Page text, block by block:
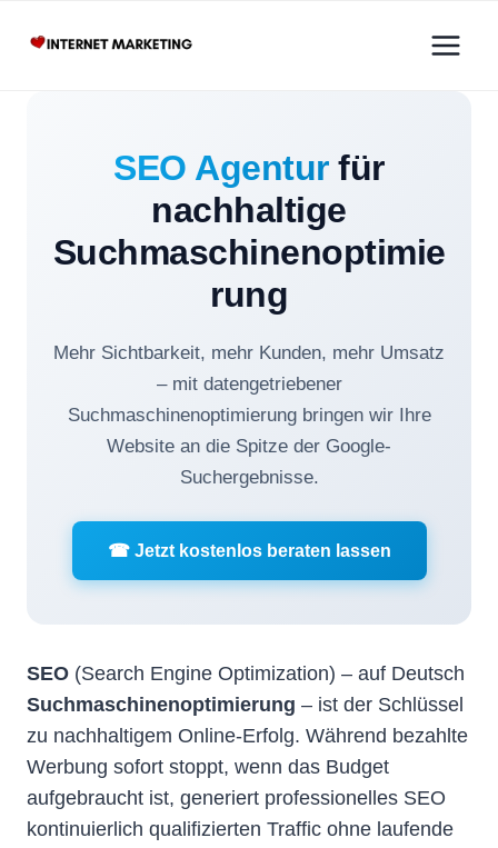
Inhalt
SEO Agenturfür
nachhaltige
Suchmaschinenoptimie
rung
Mehr Sichtbarkeit, mehr Kunden, mehr Umsatz
– mit datengetriebener
Suchmaschinenoptimierung bringen wir Ihre
Website an die Spitze der Google-
Suchergebnisse.
☎ Jetzt kostenlos beraten lassen
SEO (Search Engine Optimization) – auf Deutsch
Suchmaschinenoptimierung – ist der Schlüssel
zu nachhaltigem Online-Erfolg. Während bezahlte
Werbung sofort stoppt, wenn das Budget
aufgebraucht ist, generiert professionelles SEO
kontinuierlich qualifizierten Traffic ohne laufende